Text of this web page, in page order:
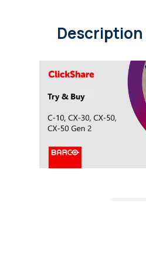
Description